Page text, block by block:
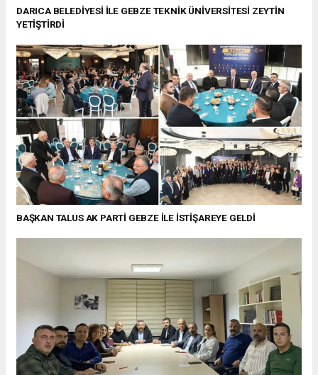
DARICA BELEDİYESİ İLE GEBZE TEKNİK ÜNİVERSİTESİ ZEYTİN
YETİŞTİRDİ
BAŞKAN TALUS AK PARTİ GEBZE İLE İSTİŞAREYE GELDİ